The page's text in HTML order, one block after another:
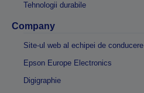
Tehnologii durabile
Company
Site-ul web al echipei de conducere
Epson Europe Electronics
Digigraphie